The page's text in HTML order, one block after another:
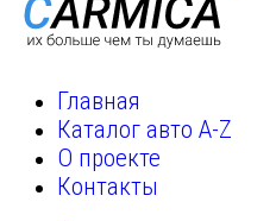
Главная
Каталог авто A-Z
О проекте
Контакты